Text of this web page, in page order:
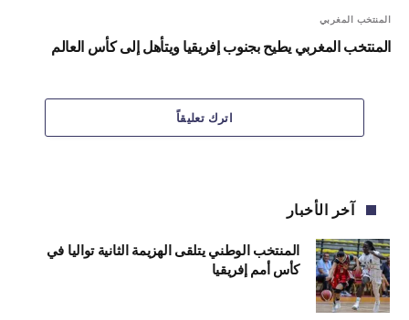
المنتخب المغربي
المنتخب المغربي يطيح بجنوب إفريقيا ويتأهل إلى كأس العالم
اترك تعليقاً
آخر الأخبار
المنتخب الوطني يتلقى الهزيمة الثانية تواليا في
كأس أمم إفريقيا